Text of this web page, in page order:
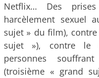
Netflix… Des
harcèlement sexuel
sujet » du film),
sujet »), contre le
personnes
(troisième « grand